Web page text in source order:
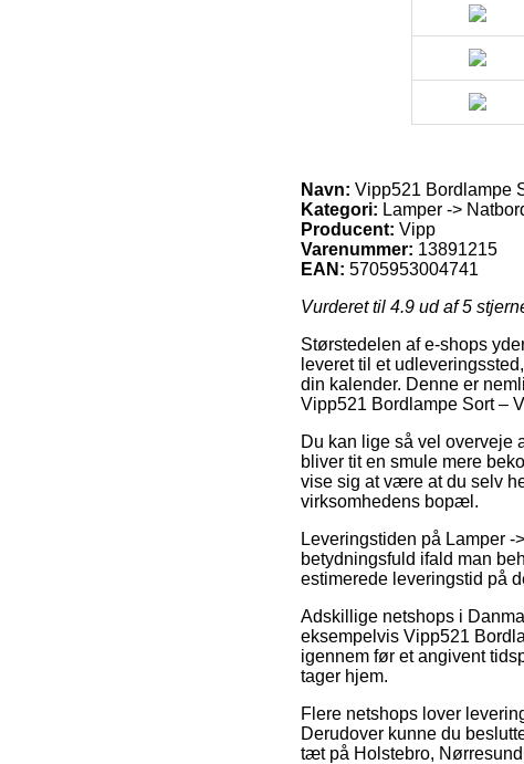
Navn: Vipp521 Bordlampe
Kategori: Lamper ->
Producent: Vipp
Varenummer: 13891215
EAN: 5705953004741
Vurderet til 4.9 ud af 5
Størstedelen af e-shops
leveret til et
din kalender. Denne er
Vipp521 Bordlampe Sort –
Du kan lige så vel overveje
bliver tit en smule mere
vise sig at være at du selv
virksomhedens bopæl.
Leveringstiden på Lamper
betydningsfuld ifald man
estimerede leveringstid på
Adskillige netshops i
eksempelvis Vipp521
igennem før et angivent
tager hjem.
Flere netshops lover
Derudover kunne du
tæt på Holstebro,